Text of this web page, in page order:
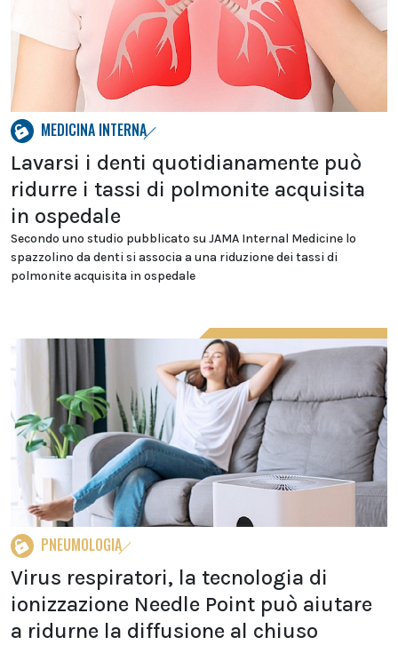
MEDICINA INTERNA
Lavarsi i denti quotidianamente può
ridurre i tassi di polmonite acquisita
in ospedale
Secondo uno studio pubblicato su JAMA Internal Medicine lo
spazzolino da denti si associa a una riduzione dei tassi di
polmonite acquisita in ospedale
PNEUMOLOGIA
Virus respiratori, la tecnologia di
ionizzazione Needle Point può aiutare
a ridurne la diffusione al chiuso